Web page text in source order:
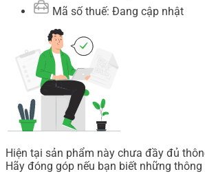
Mã số thuế: Đang cập nhật
Hiện tại sản phẩm này chưa đầy đủ
Hãy đóng góp nếu bạn biết những